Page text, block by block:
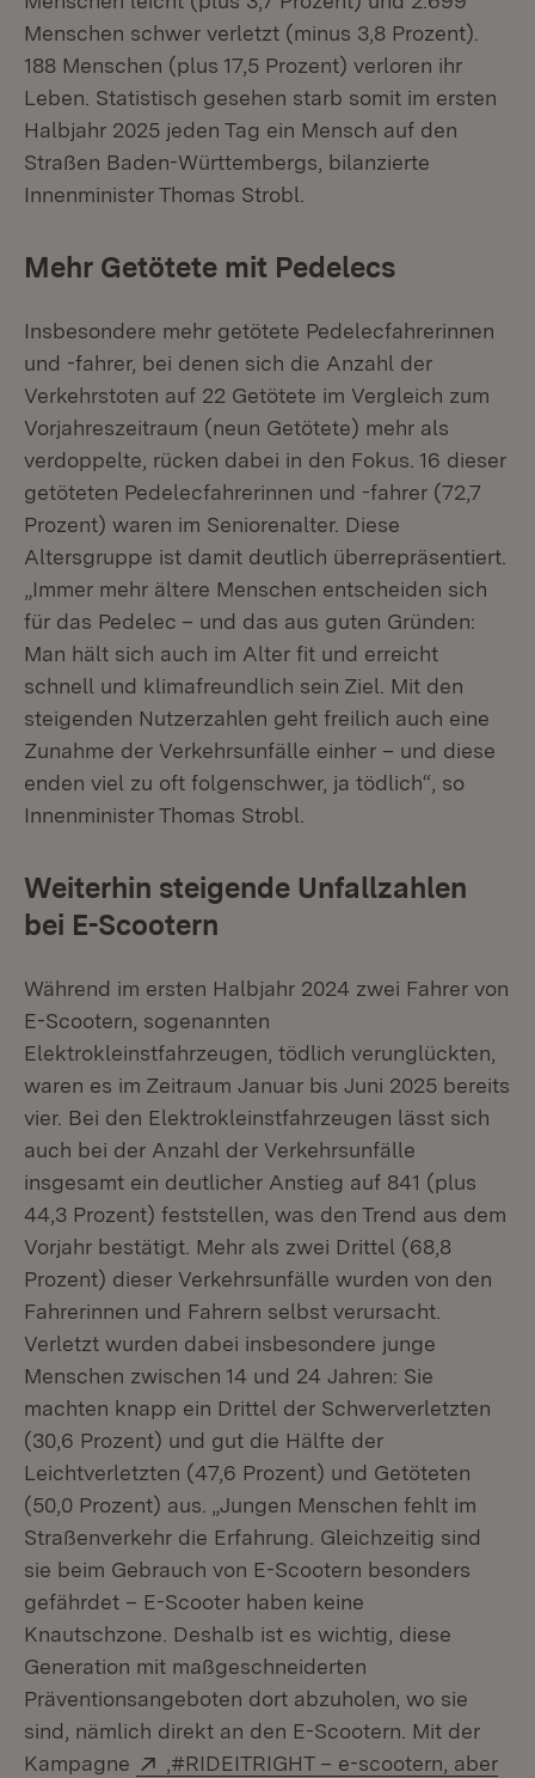
Menschen schwer verletzt (minus 3,8 Prozent).
188 Menschen (plus 17,5 Prozent) verloren ihr
Leben. Statistisch gesehen starb somit im ersten
Halbjahr 2025 jeden Tag ein Mensch auf den
Straßen Baden-Württembergs, bilanzierte
Innenminister Thomas Strobl.
Mehr Getötete mit Pedelecs
Insbesondere mehr getötete Pedelecfahrerinnen
und -fahrer, bei denen sich die Anzahl der
Verkehrstoten auf 22 Getötete im Vergleich zum
Vorjahreszeitraum (neun Getötete) mehr als
verdoppelte, rücken dabei in den Fokus. 16 dieser
getöteten Pedelecfahrerinnen und -fahrer (72,7
Prozent) waren im Seniorenalter. Diese
Altersgruppe ist damit deutlich überrepräsentiert.
„Immer mehr ältere Menschen entscheiden sich
für das Pedelec – und das aus guten Gründen:
Man hält sich auch im Alter fit und erreicht
schnell und klimafreundlich sein Ziel. Mit den
steigenden Nutzerzahlen geht freilich auch eine
Zunahme der Verkehrsunfälle einher – und diese
enden viel zu oft folgenschwer, ja tödlich“, so
Innenminister Thomas Strobl.
Weiterhin steigende Unfallzahlen
bei E-Scootern
Während im ersten Halbjahr 2024 zwei Fahrer von
E-Scootern, sogenannten
Elektrokleinstfahrzeugen, tödlich verunglückten,
waren es im Zeitraum Januar bis Juni 2025 bereits
vier. Bei den Elektrokleinstfahrzeugen lässt sich
auch bei der Anzahl der Verkehrsunfälle
insgesamt ein deutlicher Anstieg auf 841 (plus
44,3 Prozent) feststellen, was den Trend aus dem
Vorjahr bestätigt. Mehr als zwei Drittel (68,8
Prozent) dieser Verkehrsunfälle wurden von den
Fahrerinnen und Fahrern selbst verursacht.
Verletzt wurden dabei insbesondere junge
Menschen zwischen 14 und 24 Jahren: Sie
machten knapp ein Drittel der Schwerverletzten
(30,6 Prozent) und gut die Hälfte der
Leichtverletzten (47,6 Prozent) und Getöteten
(50,0 Prozent) aus. „Jungen Menschen fehlt im
Straßenverkehr die Erfahrung. Gleichzeitig sind
sie beim Gebrauch von E-Scootern besonders
gefährdet – E-Scooter haben keine
Knautschzone. Deshalb ist es wichtig, diese
Generation mit maßgeschneiderten
Präventionsangeboten dort abzuholen, wo sie
sind, nämlich direkt an den E-Scootern. Mit der
Kampagne
Extern:
‚#RIDEITRIGHT – e-scootern, aber